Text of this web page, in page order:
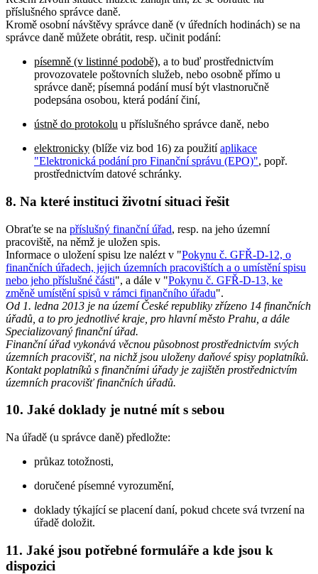
příslušného správce daně.
Kromě osobní návštěvy správce daně (v úředních hodinách) se na
správce daně můžete obrátit, resp. učinit podání:
písemně (v listinné podobě), a to buď prostřednictvím
provozovatele poštovních služeb, nebo osobně přímo u
správce daně; písemná podání musí být vlastnoručně
podepsána osobou, která podání činí,
ústně do protokolu u příslušného správce daně, nebo
elektronicky (blíže viz bod 16) za použitíaplikace
"Elektronická podání pro Finanční správu (EPO)", popř.
prostřednictvím datové schránky.
8. Na které instituci životní situaci řešit
Obraťte se na příslušný finanční úřad, resp. na jeho územní
pracoviště, na němž je uložen spis.
Informace o uložení spisu lze nalézt v "Pokynu č. GFŘ-D-12, o
finančních úřadech, jejich územních pracovištích a o umístění spisu
nebo jeho příslušné části", a dále v "Pokynu č. GFŘ-D-13, ke
změně umístění spisů v rámci finančního úřadu".
Od 1. ledna 2013 je na území České republiky zřízeno 14 finančních
úřadů, a to pro jednotlivé kraje, pro hlavní město Prahu, a dále
Specializovaný finanční úřad.
Finanční úřad vykonává věcnou působnost prostřednictvím svých
územních pracovišť, na nichž jsou uloženy daňové spisy poplatníků.
Kontakt poplatníků s finančními úřady je zajištěn prostřednictvím
územních pracovišť finančních úřadů.
10. Jaké doklady je nutné mít s sebou
Na úřadě (u správce daně) předložte:
průkaz totožnosti,
doručené písemné vyrozumění,
doklady týkající se placení daní, pokud chcete svá tvrzení na
úřadě doložit.
11. Jaké jsou potřebné formuláře a kde jsou k
dispozici